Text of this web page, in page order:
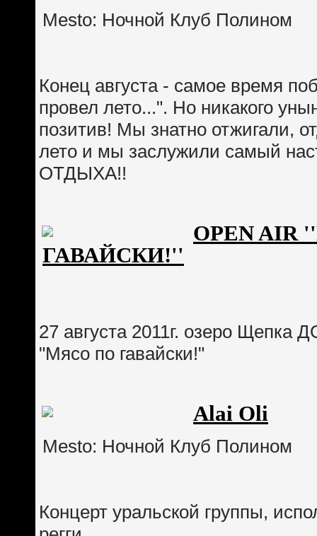
Mesto: Ночной Клуб Полином
Конец августа - самое время
провел лето...". Но никакого
позитив! Мы знатно отжигали,
лето и мы заслужили самый
ОТДЫХА!!
OPEN
ГАВАЙСКИ!''
27 августа 2011г. озеро
"Мясо по гавайски!"
Alai Oli
Mesto: Ночной Клуб Полином
Концерт уральской группы,